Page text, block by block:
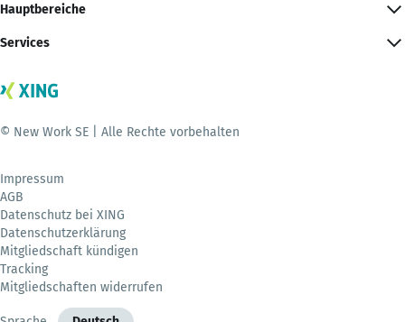
Hauptbereiche
Services
© New Work SE | Alle Rechte vorbehalten
Impressum
AGB
Datenschutz bei XING
Datenschutzerklärung
Mitgliedschaft kündigen
Tracking
Mitgliedschaften widerrufen